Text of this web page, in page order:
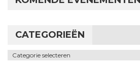
CATEGORIEËN
Categorieën